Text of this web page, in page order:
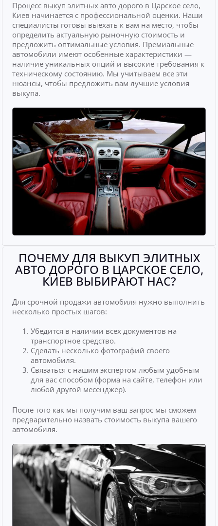
Процесс выкуп элитных авто дорого в Царское село,
Киев начинается с профессиональной оценки. Наши
специалисты готовы выехать к вам на место, чтобы
определить актуальную рыночную стоимость и
предложить оптимальные условия. Премиальные
автомобили имеют особенные характеристики —
наличие уникальных опций и высокие требования к
техническому состоянию. Мы учитываем все эти
нюансы, чтобы предложить вам лучшие условия
выкупа.
ПОЧЕМУ ДЛЯ ВЫКУП ЭЛИТНЫХ
АВТО ДОРОГО В ЦАРСКОЕ СЕЛО,
КИЕВ ВЫБИРАЮТ НАС?
Для срочной продажи автомобиля нужно выполнить
несколько простых шагов:
Убедится в наличии всех документов на
транспортное средство.
Сделать несколько фотографий своего
автомобиля.
Связаться с нашим экспертом любым удобным
для вас способом (форма на сайте, телефон или
любой другой месенджер).
После того как мы получим ваш запрос мы сможем
предварительно назвать стоимость выкупа вашего
автомобиля.